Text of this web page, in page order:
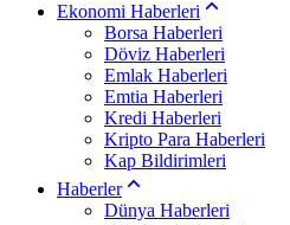
Ekonomi Haberleri
Borsa Haberleri
Döviz Haberleri
Emlak Haberleri
Emtia Haberleri
Kredi Haberleri
Kripto Para Haberleri
Kap Bildirimleri
Haberler
Dünya Haberleri